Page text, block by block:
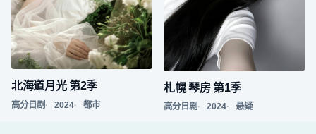
北海道月光 第2季
高分日剧 2024 都市
札幌 琴房 第1季
高分日剧 2024 悬疑